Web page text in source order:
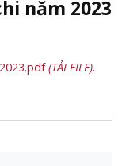
năm 2023
(TẢI FILE).